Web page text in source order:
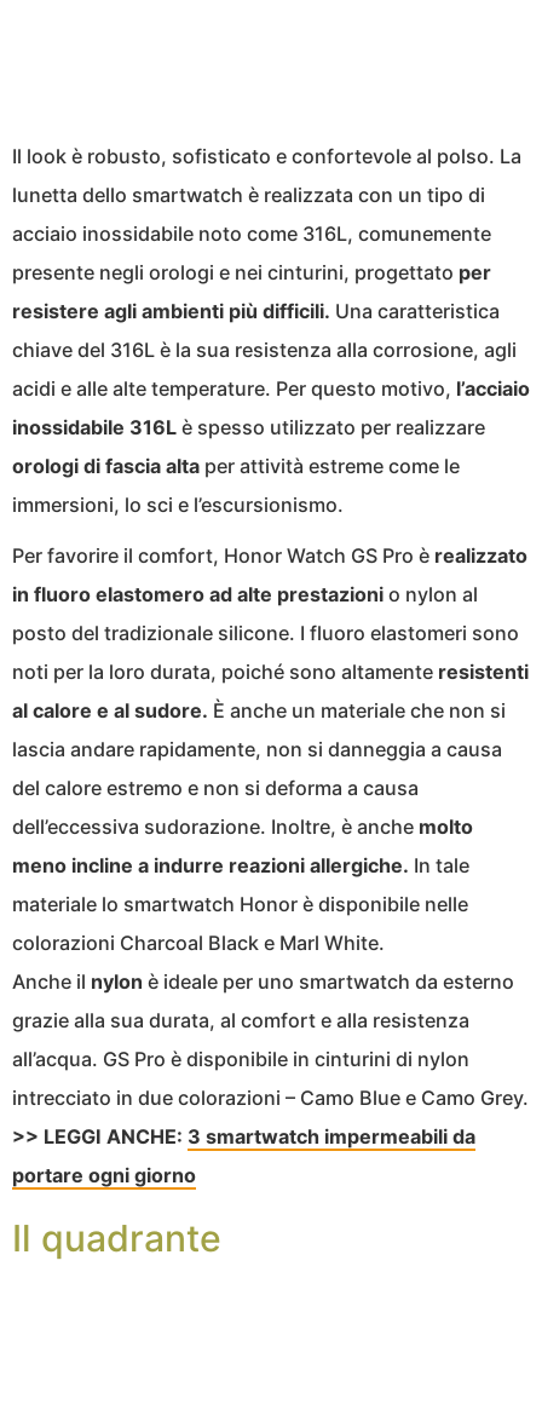
Il look è robusto, sofisticato e confortevole al polso. La
lunetta dello smartwatch è realizzata con un tipo di
acciaio inossidabile noto come 316L, comunemente
presente negli orologi e nei cinturini, progettato per
resistere agli ambienti più difficili. Una caratteristica
chiave del 316L è la sua resistenza alla corrosione, agli
acidi e alle alte temperature. Per questo motivo, l’acciaio
inossidabile 316L è spesso utilizzato per realizzare
orologi di fascia alta per attività estreme come le
immersioni, lo sci e l’escursionismo.
Per favorire il comfort, Honor Watch GS Pro è realizzato
in fluoro elastomero ad alte prestazioni o nylon al
posto del tradizionale silicone. I fluoro elastomeri sono
noti per la loro durata, poiché sono altamente resistenti
al calore e al sudore. È anche un materiale che non si
lascia andare rapidamente, non si danneggia a causa
del calore estremo e non si deforma a causa
dell’eccessiva sudorazione. Inoltre, è anche molto
meno incline a indurre reazioni allergiche. In tale
materiale lo smartwatch Honor è disponibile nelle
colorazioni Charcoal Black e Marl White.
Anche il nylon è ideale per uno smartwatch da esterno
grazie alla sua durata, al comfort e alla resistenza
all’acqua. GS Pro è disponibile in cinturini di nylon
intrecciato in due colorazioni – Camo Blue e Camo Grey.
>> LEGGI ANCHE: 3 smartwatch impermeabili da
portare ogni giorno
Il quadrante